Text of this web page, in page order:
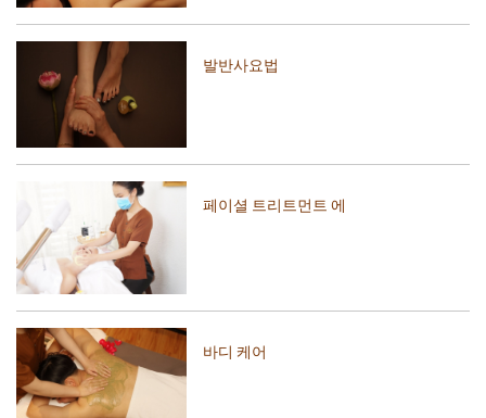
발반사요법
페이셜 트리트먼트 에
바디 케어